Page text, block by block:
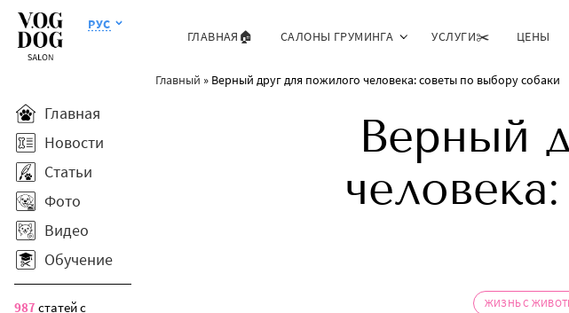
РУС
ГЛАВНАЯ🏠
САЛОНЫ ГРУМИНГА УСЛУГИ✂️ ЦЕНЫ
Главный » Верный друг для пожилого человека: советы по выбору собаки
Главная
Новости
Статьи
Фото
Видео
Обучение
987 статей с
Верный
ЖИЗНЬ С